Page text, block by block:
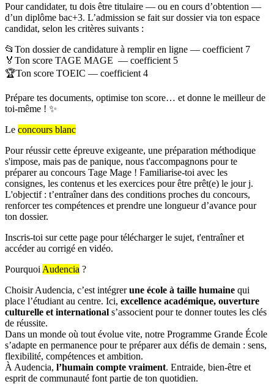
Pour candidater, tu dois être titulaire — ou en cours d’obtention —
d’un diplôme bac+3. L’admission se fait sur dossier via ton espace
candidat, selon les critères suivants :
📂Ton dossier de candidature à remplir en ligne — coefficient 7
🏅Ton score TAGE MAGE — coefficient 5
🏆Ton score TOEIC — coefficient 4
Prépare tes documents, optimise ton score… et donne le meilleur de
toi-même ! ✨
Le concours blanc
Pour réussir cette épreuve exigeante, une préparation méthodique
s'impose, mais pas de panique, nous t'accompagnons pour te
préparer au concours Tage Mage ! Familiarise-toi avec les
consignes, les contenus et les exercices pour être prêt(e) le jour j.
L'objectif : t’entraîner dans des conditions proches du concours,
renforcer tes compétences et prendre une longueur d’avance pour
ton dossier.
Inscris-toi sur cette page pour télécharger le sujet, t'entraîner et
accéder au corrigé en vidéo.
Pourquoi Audencia ?
Choisir Audencia, c’est intégrerune école à taille humaine qui
place l’étudiant au centre. Ici, excellence académique, ouverture
culturelle et international s’associent pour te donner toutes les clés
de réussite.
Dans un monde où tout évolue vite, notre Programme Grande École
s’adapte en permanence pour te préparer aux défis de demain : sens,
flexibilité, compétences et ambition.
À Audencia, l’humain compte vraiment. Entraide, bien-être et
esprit de communauté font partie de ton quotidien.